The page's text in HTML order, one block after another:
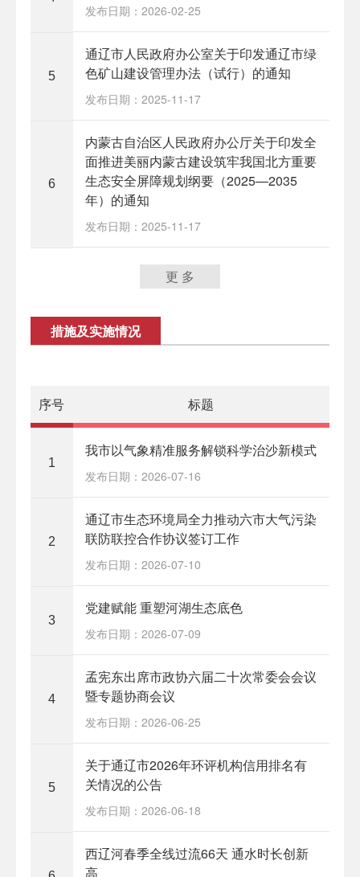
发布日期：2026-02-25
5
通辽市人民政府办公室关于印发通辽市绿
色矿山建设管理办法（试行）的通知
发布日期：2025-11-17
6
内蒙古自治区人民政府办公厅关于印发全
面推进美丽内蒙古建设筑牢我国北方重要
生态安全屏障规划纲要（2025—2035
年）的通知
发布日期：2025-11-17
更 多
措施及实施情况
序号 标题
1
我市以气象精准服务解锁科学治沙新模式
发布日期：2026-07-16
2
通辽市生态环境局全力推动六市大气污染
联防联控合作协议签订工作
发布日期：2026-07-10
3
党建赋能 重塑河湖生态底色
发布日期：2026-07-09
4
孟宪东出席市政协六届二十次常委会会议
暨专题协商会议
发布日期：2026-06-25
5
关于通辽市2026年环评机构信用排名有
关情况的公告
发布日期：2026-06-18
西辽河春季全线过流66天 通水时长创新
高